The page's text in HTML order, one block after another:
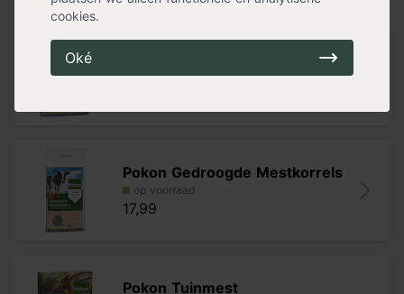
cookies.
Oké
op voorraad
Pokon Gedroogde Mestkorrels
op voorraad
17,99
Pokon Tuinmest